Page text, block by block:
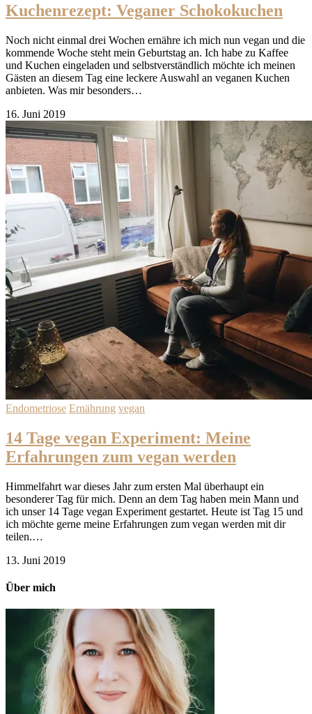
Kuchenrezept: Veganer Schokokuchen
Noch nicht einmal drei Wochen ernähre ich mich nun vegan und die
kommende Woche steht mein Geburtstag an. Ich habe zu Kaffee
und Kuchen eingeladen und selbstverständlich möchte ich meinen
Gästen an diesem Tag eine leckere Auswahl an veganen Kuchen
anbieten. Was mir besonders…
16. Juni 2019
Endometriose Ernährung vegan
14 Tage vegan Experiment: Meine
Erfahrungen zum vegan werden
Himmelfahrt war dieses Jahr zum ersten Mal überhaupt ein
besonderer Tag für mich. Denn an dem Tag haben mein Mann und
ich unser 14 Tage vegan Experiment gestartet. Heute ist Tag 15 und
ich möchte gerne meine Erfahrungen zum vegan werden mit dir
teilen.…
13. Juni 2019
Über mich